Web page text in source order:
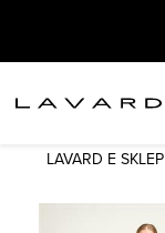
LAVARD E SKLEP